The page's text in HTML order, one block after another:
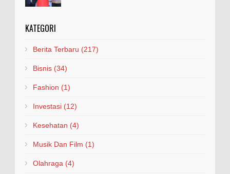
KATEGORI
Berita Terbaru (217)
Bisnis (34)
Fashion (1)
Investasi (12)
Kesehatan (4)
Musik Dan Film (1)
Olahraga (4)